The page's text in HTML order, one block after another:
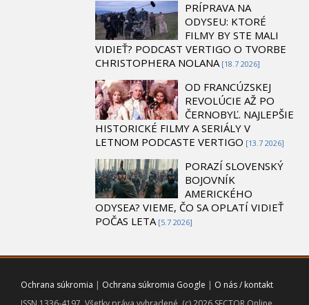
PRÍPRAVA NA
ODYSEU: KTORÉ
FILMY BY STE MALI
VIDIEŤ? PODCAST VERTIGO O TVORBE
CHRISTOPHERA NOLANA [18.7 2026]
OD FRANCÚZSKEJ
REVOLÚCIE AŽ PO
ČERNOBYĽ. NAJLEPŠIE
HISTORICKÉ FILMY A SERIÁLY V
LETNOM PODCASTE VERTIGO [13.7 2026]
PORAZÍ SLOVENSKÝ
BOJOVNÍK
AMERICKÉHO
ODYSEA? VIEME, ČO SA OPLATÍ VIDIEŤ
POČAS LETA [5.7 2026]
Ochrana súkromia | Ochrana súkromia Google | O nás / kontakt